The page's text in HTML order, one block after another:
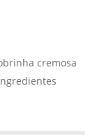
cremosa